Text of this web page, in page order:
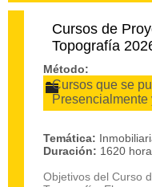
Cursos de
Topografía
Método:
Cursos que se
Temática:
Duración: 1620
Objetivos del Curso